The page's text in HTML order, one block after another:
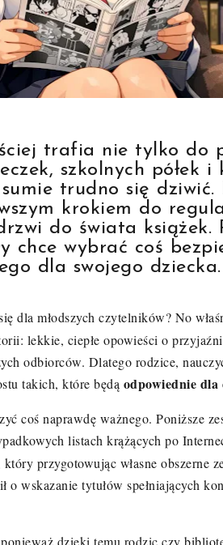
trafia nie tylko do
szkolnych półek i
trudno się
krokiem do
do świata książek.
chce wybrać coś
dla swojego dziecka.
dla młodszych czytelników? No
lekkie, ciepłe opowieści o
odbiorców. Dlatego rodzice,
takich, które będą odpowiednie dla
coś naprawdę ważnego. Poniższe
listach krążących po
przygotowując własne obszerne
o wskazanie tytułów spełniających
dzięki temu rodzic czy